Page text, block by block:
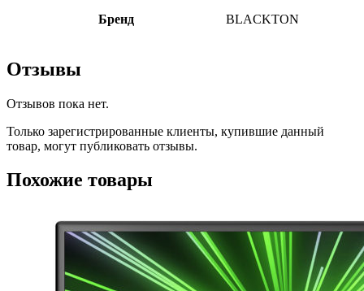
Бренд BLACKTON
Отзывы
Отзывов пока нет.
Только зарегистрированные клиенты, купившие данный
товар, могут публиковать отзывы.
Похожие товары